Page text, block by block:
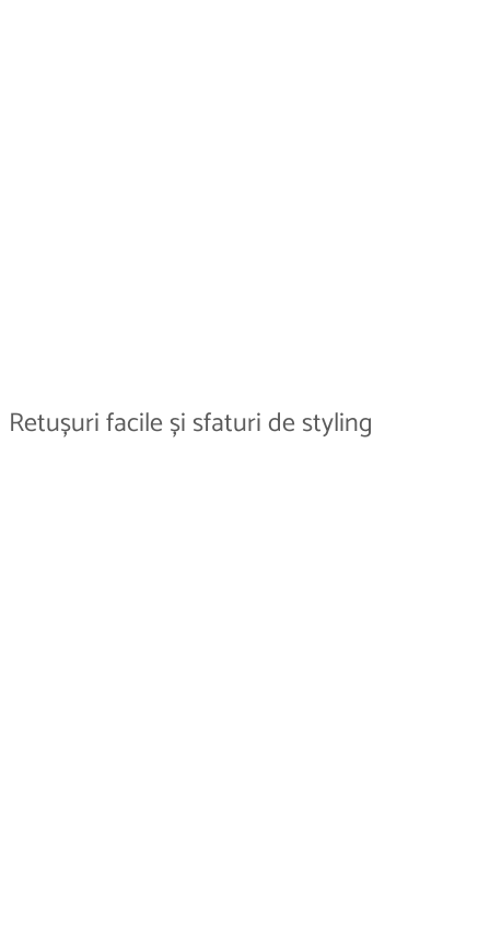
Retușuri facile și sfaturi de styling